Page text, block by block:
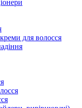
для волосся